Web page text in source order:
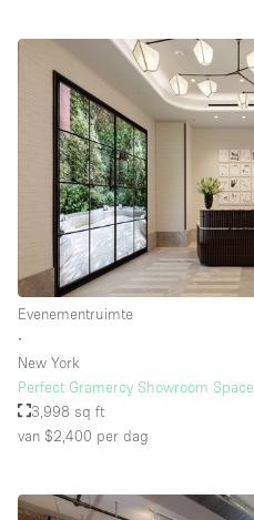
Evenementruimte
∙
New York
Perfect Gramercy Showroom Space
3,998 sq ft
van $2,400 per dag